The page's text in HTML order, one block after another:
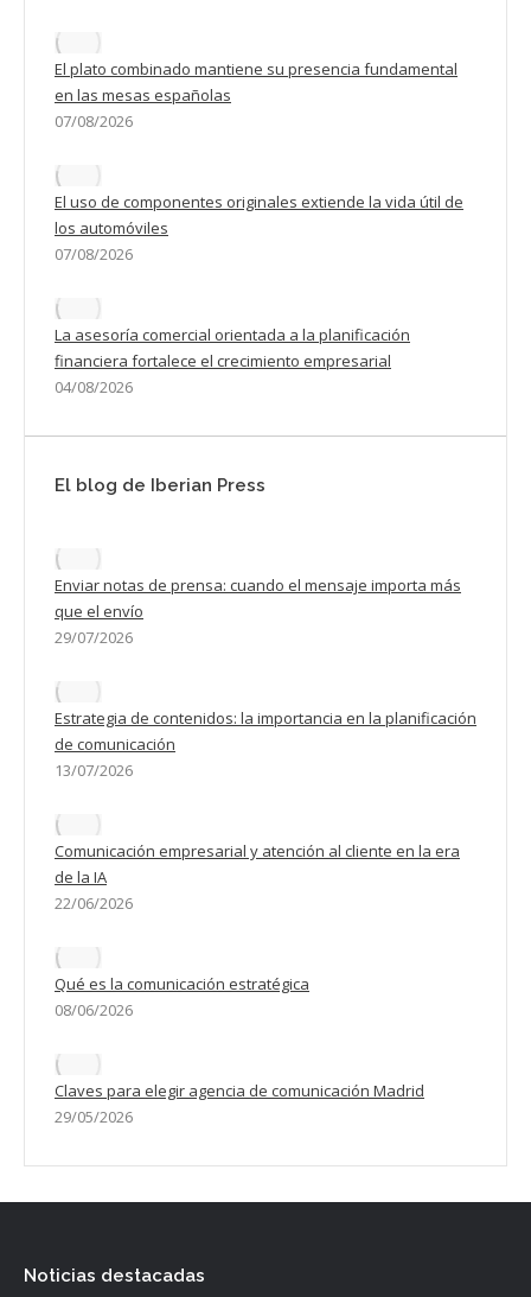
El plato combinado mantiene su presencia fundamental
en las mesas españolas
07/08/2026
El uso de componentes originales extiende la vida útil de
los automóviles
07/08/2026
La asesoría comercial orientada a la planificación
financiera fortalece el crecimiento empresarial
04/08/2026
El blog de Iberian Press
Enviar notas de prensa: cuando el mensaje importa más
que el envío
29/07/2026
Estrategia de contenidos: la importancia en la planificación
de comunicación
13/07/2026
Comunicación empresarial y atención al cliente en la era
de la IA
22/06/2026
Qué es la comunicación estratégica
08/06/2026
Claves para elegir agencia de comunicación Madrid
29/05/2026
Noticias destacadas